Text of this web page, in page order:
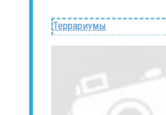
Террариумы